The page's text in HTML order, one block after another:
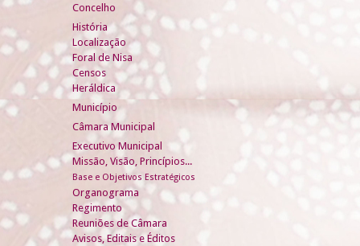
Concelho
História
Localização
Foral de Nisa
Censos
Heráldica
Município
Câmara Municipal
Executivo Municipal
Missão, Visão, Princípios...
Base e Objetivos Estratégicos
Organograma
Regimento
Reuniões de Câmara
Avisos, Editais e Éditos